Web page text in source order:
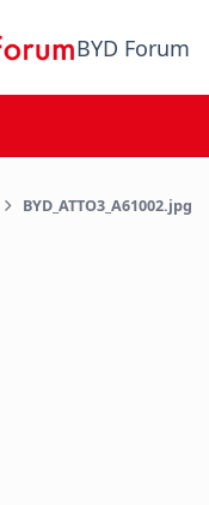
BYD Forum
BYD_ATTO3_A61002.jpg